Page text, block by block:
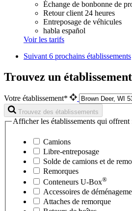
Échange de bonbonne de
Retour client 24 heures
Entreposage de véhicules
habla español
Voir les tarifs
Suivant6 prochains établissements
Trouvez un
Votre établissement*
Trouvez des établissements
Afficher les établissements qui offrent
Camions
Libre-entreposage
Solde de camions et de
Remorques
Conteneurs U-Box®
Accessoires de
Attaches de remorque